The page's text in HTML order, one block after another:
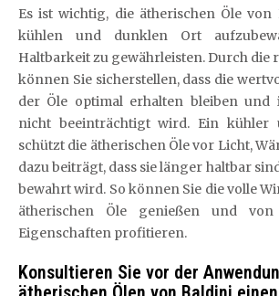
Es ist wichtig, die ätherischen Öle von
kühlen und dunklen Ort
Haltbarkeit zu gewährleisten. Durch die
können Sie sicherstellen, dass die
der Öle optimal erhalten bleiben und
nicht beeinträchtigt wird. Ein kühler
schützt die ätherischen Öle vor Licht,
dazu beiträgt, dass sie länger haltbar
bewahrt wird. So können Sie die volle
ätherischen Öle genießen und
Eigenschaften profitieren.
Konsultieren Sie vor der